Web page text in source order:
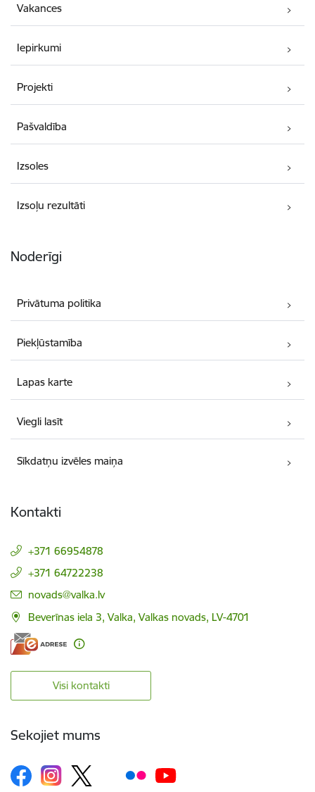
Vakances
Iepirkumi
Projekti
Pašvaldība
Izsoles
Izsoļu rezultāti
Noderīgi
Privātuma politika
Piekļūstamība
Lapas karte
Viegli lasīt
Sīkdatņu izvēles maiņa
Kontakti
+371 66954878
+371 64722238
E-pasts:
novads@valka.lv
Beverīnas iela 3, Valka, Valkas novads, LV-4701
Visi kontakti
Sekojiet mums